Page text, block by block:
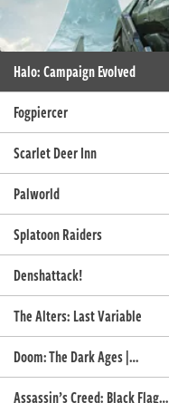
Halo: Campaign Evolved
Fogpiercer
Scarlet Deer Inn
Palworld
Splatoon Raiders
Denshattack!
The Alters: Last Variable
Doom: The Dark Ages |…
Assassin’s Creed: Black Flag…